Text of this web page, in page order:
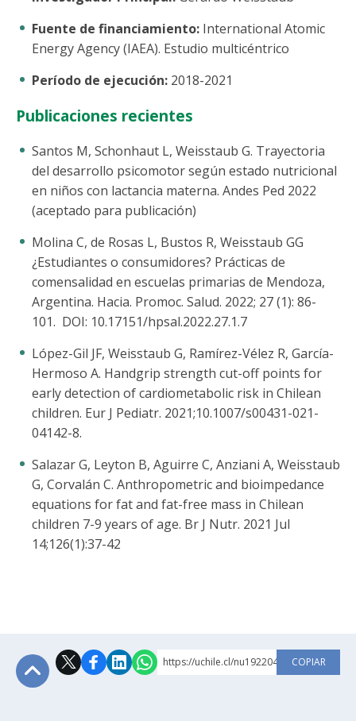
Fuente de financiamiento: International Atomic
Energy Agency (IAEA). Estudio multicéntrico
Período de ejecución: 2018-2021
Publicaciones recientes
Santos M, Schonhaut L, Weisstaub G. Trayectoria
del desarrollo psicomotor según estado nutricional
en niños con lactancia materna. Andes Ped 2022
(aceptado para publicación)
Molina C, de Rosas L, Bustos R, Weisstaub GG
¿Estudiantes o consumidores? Prácticas de
comensalidad en escuelas primarias de Mendoza,
Argentina. Hacia. Promoc. Salud. 2022; 27 (1): 86-
101. DOI: 10.17151/hpsal.2022.27.1.7
López-Gil JF, Weisstaub G, Ramírez-Vélez R, García-
Hermoso A. Handgrip strength cut-off points for
early detection of cardiometabolic risk in Chilean
children. Eur J Pediatr. 2021;10.1007/s00431-021-
04142-8.
Salazar G, Leyton B, Aguirre C, Anziani A, Weisstaub
G, Corvalán C. Anthropometric and bioimpedance
equations for fat and fat-free mass in Chilean
children 7-9 years of age. Br J Nutr. 2021 Jul
14;126(1):37-42
https://uchile.cl/nu192204 COPIAR